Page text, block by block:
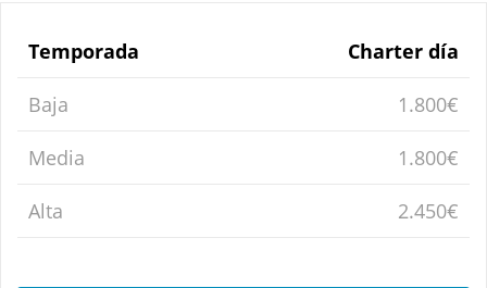
Temporada Charter día
Baja 1.800€
Media 1.800€
Alta 2.450€